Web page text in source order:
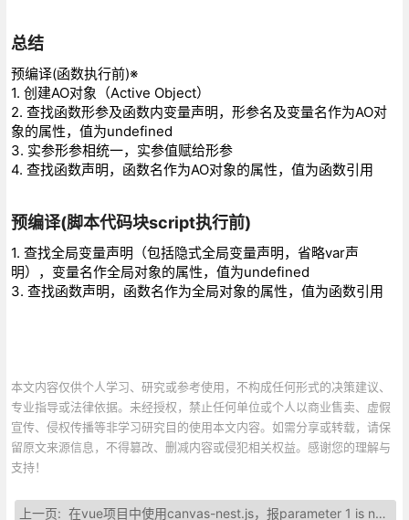
总结
预编译(函数执行前)※
1. 创建AO对象（Active Object）
2. 查找函数形参及函数内变量声明，形参名及变量名作为AO对
象的属性，值为undefined
3. 实参形参相统一，实参值赋给形参
4. 查找函数声明，函数名作为AO对象的属性，值为函数引用
预编译(脚本代码块script执行前)
1. 查找全局变量声明（包括隐式全局变量声明，省略var声
明），变量名作全局对象的属性，值为undefined
3. 查找函数声明，函数名作为全局对象的属性，值为函数引用
本文内容仅供个人学习、研究或参考使用，不构成任何形式的决策建议、
专业指导或法律依据。未经授权，禁止任何单位或个人以商业售卖、虚假
宣传、侵权传播等非学习研究目的使用本文内容。如需分享或转载，请保
留原文来源信息，不得篡改、删减内容或侵犯相关权益。感谢您的理解与
支持！
上一页:在vue项目中使用canvas-nest.js，报parameter 1 is not of type Element